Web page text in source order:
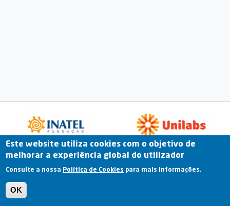
Previous
Fale Connosco Portal Online Arquivo
Termos e Condições | Política de Privacidade |
Este website utiliza cookies com o objetivo de
melhorar a experiência global do utilizador
Consulte a nossa Política de Cookies para mais informações.
OK